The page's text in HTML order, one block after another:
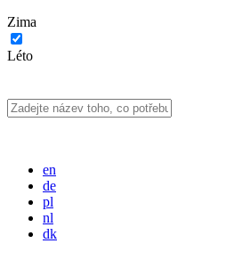
Zima
Léto
en
de
pl
nl
dk